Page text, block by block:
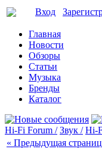
Вход
Главная
Новости
Обзоры
Статьи
Музыка
Бренды
Каталог
Hi-Fi Forum / Звук / Hi-
« Предыдущая